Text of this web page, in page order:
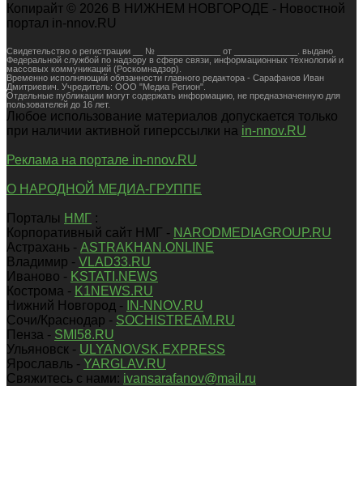
Копирайт © 2026 В НИЖНЕМ НОВГОРОДЕ - Новостной
портал in-nnov.RU
Свидетельство о регистрации __ № _____________ от _____________. выдано
Федеральной службой по надзору в сфере связи, информационных технологий и
массовых коммуникаций (Роскомнадзор).
Временно исполняющий обязанности главного редактора - Сарафанов Иван
Дмитриевич. Учредитель: ООО "Медиа Регион".
Отдельные публикации могут содержать информацию, не предназначенную для
пользователей до 16 лет.
Любое использование материалов допускается только
при наличии активной гиперссылки на in-nnov.RU
Реклама на портале in-nnov.RU
О НАРОДНОЙ МЕДИА-ГРУППЕ
Порталы НМГ :
Корпоративный сайт НМГ - NARODMEDIAGROUP.RU
Астрахань - ASTRAKHAN.ONLINE
Владимир - VLAD33.RU
Иваново - KSTATI.NEWS
Кострома - K1NEWS.RU
Нижний Новгород -
IN-NNOV.RU
Сочи/Краснодар - SOCHISTREAM.RU
Пенза - SMI58.RU
Ульяновск - ULYANOVSK.EXPRESS
Ярославль - YARGLAV.RU
Свяжитесь с нами: ivansarafanov@mail.ru